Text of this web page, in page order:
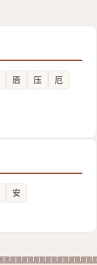
㕉 压
厄
安